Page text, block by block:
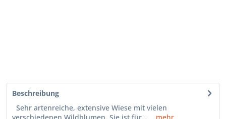
Beschreibung
Sehr artenreiche, extensive Wiese mit vielen